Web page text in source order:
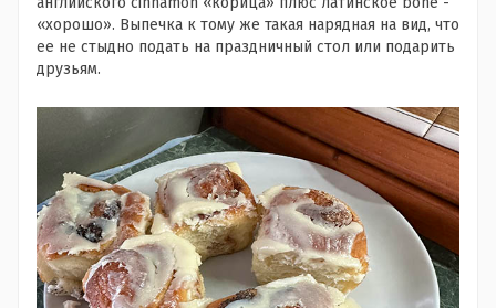
«хорошо». Выпечка к тому же такая нарядная на вид, что
ее не стыдно подать на праздничный стол или подарить
друзьям.